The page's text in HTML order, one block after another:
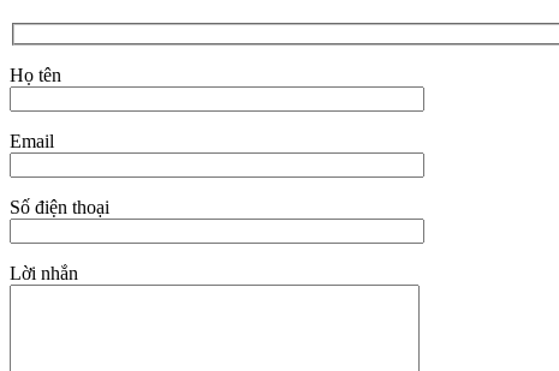
Họ tên
Email
Số điện thoại
Lời nhắn